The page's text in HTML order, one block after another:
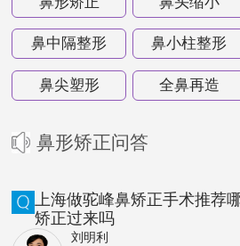
鼻中隔整形 鼻小柱整形
鼻尖塑形 全鼻再造
鼻形矫正问答
上海做驼峰鼻矫正手术推荐
矫正过来吗
刘明利